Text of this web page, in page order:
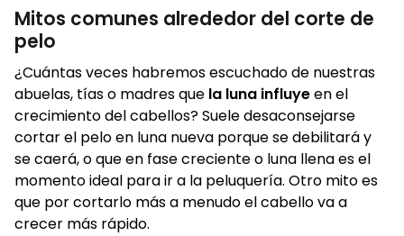
Mitos comunes alrededor del corte de
pelo
¿Cuántas veces habremos escuchado de nuestras
abuelas, tías o madres que la luna influyeen el
crecimiento del cabellos? Suele desaconsejarse
cortar el pelo en luna nueva porque se debilitará y
se caerá, o que en fase creciente o luna llena es el
momento ideal para ir a la peluquería. Otro mito es
que por cortarlo más a menudo el cabello va a
crecer más rápido.